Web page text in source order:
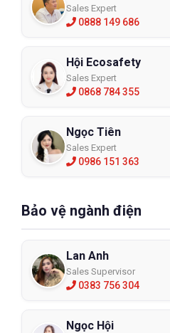
Sales Expert
0888 149 686
Hội Ecosafety
Sales Expert
0868 784 355
Ngọc Tiên
Sales Expert
0986 151 363
Bảo vệ ngành điện
Lan Anh
Sales Supervisor
0383 756 304
Ngọc Hội